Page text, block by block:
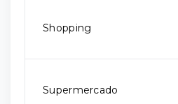
Shopping
Supermercado